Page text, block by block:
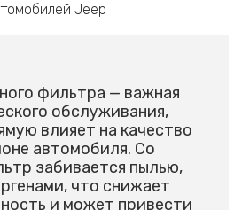
Jeep
фильтра — важная
обслуживания,
влияет на качество
автомобиля. Со
забивается пылью,
что снижает
и может привести